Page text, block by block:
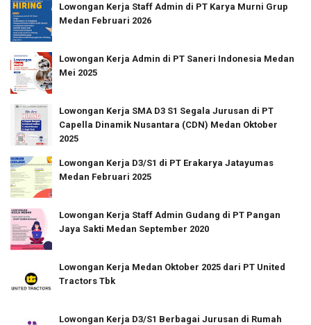
Lowongan Kerja Staff Admin di PT Karya Murni Grup
Medan Februari 2026
Lowongan Kerja Admin di PT Saneri Indonesia Medan
Mei 2025
Lowongan Kerja SMA D3 S1 Segala Jurusan di PT
Capella Dinamik Nusantara (CDN) Medan Oktober
2025
Lowongan Kerja D3/S1 di PT Erakarya Jatayumas
Medan Februari 2025
Lowongan Kerja Staff Admin Gudang di PT Pangan
Jaya Sakti Medan September 2020
Lowongan Kerja Medan Oktober 2025 dari PT United
Tractors Tbk
Lowongan Kerja D3/S1 Berbagai Jurusan di Rumah